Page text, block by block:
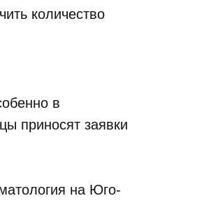
количество
в
приносят заявки
на Юго-